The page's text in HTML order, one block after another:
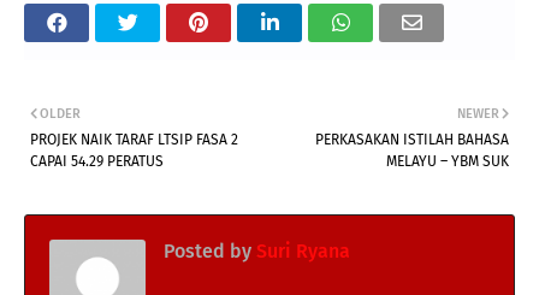
NEWER
PERKASAKAN ISTILAH BAHASA
MELAYU – YBM SUK
OLDER
PROJEK NAIK TARAF LTSIP FASA 2
CAPAI 54.29 PERATUS
Posted by Suri Ryana